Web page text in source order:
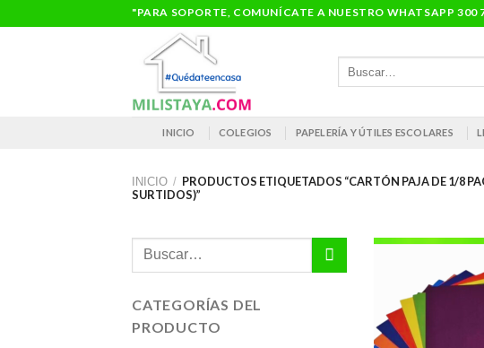
"PARA SOPORTE, COMUNÍCATE A NUESTRO WHATSAPP
Buscar
INICIO COLEGIOS PAPELERÍA Y ÚTILES ESCOLARES
INICIO / PRODUCTOS ETIQUETADOS “CARTÓN PAJA DE 1/8
SURTIDOS)”
Buscar
CATEGORÍAS DEL
PRODUCTO